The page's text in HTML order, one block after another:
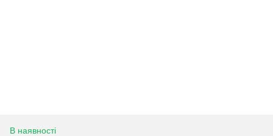
В наявності